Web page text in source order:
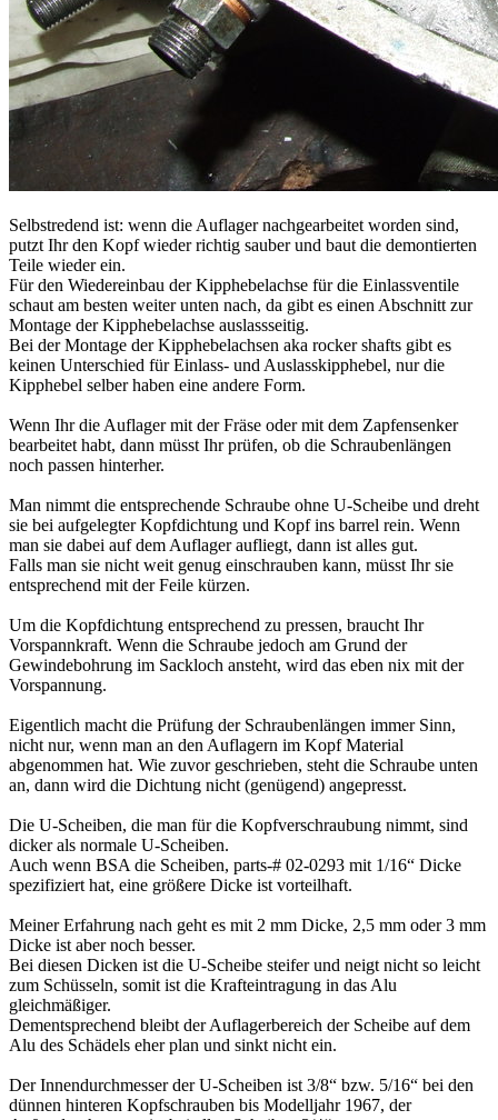
Selbstredend ist: wenn die Auflager nachgearbeitet worden sind,
putzt Ihr den Kopf wieder richtig sauber und baut die demontierten
Teile wieder ein.
Für den Wiedereinbau der Kipphebelachse für die Einlassventile
schaut am besten weiter unten nach, da gibt es einen Abschnitt zur
Montage der Kipphebelachse auslassseitig.
Bei der Montage der Kipphebelachsen aka rocker shafts gibt es
keinen Unterschied für Einlass- und Auslasskipphebel, nur die
Kipphebel selber haben eine andere Form.
Wenn Ihr die Auflager mit der Fräse oder mit dem Zapfensenker
bearbeitet habt, dann müsst Ihr prüfen, ob die Schraubenlängen
noch passen hinterher.
Man nimmt die entsprechende Schraube ohne U-Scheibe und dreht
sie bei aufgelegter Kopfdichtung und Kopf ins barrel rein. Wenn
man sie dabei auf dem Auflager aufliegt, dann ist alles gut.
Falls man sie nicht weit genug einschrauben kann, müsst Ihr sie
entsprechend mit der Feile kürzen.
Um die Kopfdichtung entsprechend zu pressen, braucht Ihr
Vorspannkraft. Wenn die Schraube jedoch am Grund der
Gewindebohrung im Sackloch ansteht, wird das eben nix mit der
Vorspannung.
Eigentlich macht die Prüfung der Schraubenlängen immer Sinn,
nicht nur, wenn man an den Auflagern im Kopf Material
abgenommen hat. Wie zuvor geschrieben, steht die Schraube unten
an, dann wird die Dichtung nicht (genügend) angepresst.
Die U-Scheiben, die man für die Kopfverschraubung nimmt, sind
dicker als normale U-Scheiben.
Auch wenn BSA die Scheiben, parts-# 02-0293 mit 1/16“ Dicke
spezifiziert hat, eine größere Dicke ist vorteilhaft.
Meiner Erfahrung nach geht es mit 2 mm Dicke, 2,5 mm oder 3 mm
Dicke ist aber noch besser.
Bei diesen Dicken ist die U-Scheibe steifer und neigt nicht so leicht
zum Schüsseln, somit ist die Krafteintragung in das Alu
gleichmäßiger.
Dementsprechend bleibt der Auflagerbereich der Scheibe auf dem
Alu des Schädels eher plan und sinkt nicht ein.
Der Innendurchmesser der U-Scheiben ist 3/8“ bzw. 5/16“ bei den
dünnen hinteren Kopfschrauben bis Modelljahr 1967, der